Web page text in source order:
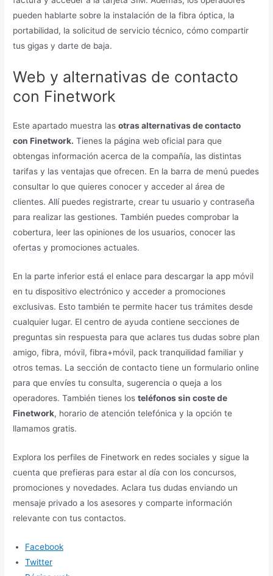
pueden hablarte sobre la instalación de la fibra óptica, la
portabilidad, la solicitud de servicio técnico, cómo compartir
tus gigas y darte de baja.
Web y alternativas de contacto
con Finetwork
Este apartado muestra lasotras alternativas de contacto
con Finetwork. Tienes la página web oficial para que
obtengas información acerca de la compañía, las distintas
tarifas y las ventajas que ofrecen. En la barra de menú puedes
consultar lo que quieres conocer y acceder al área de
clientes. Allí puedes registrarte, crear tu usuario y contraseña
para realizar las gestiones. También puedes comprobar la
cobertura, leer las opiniones de los usuarios, conocer las
ofertas y promociones actuales.
En la parte inferior está el enlace para descargar la app móvil
en tu dispositivo electrónico y acceder a promociones
exclusivas. Esto también te permite hacer tus trámites desde
cualquier lugar. El centro de ayuda contiene secciones de
preguntas sin respuesta para que aclares tus dudas sobre plan
amigo, fibra, móvil, fibra+móvil, pack tranquilidad familiar y
otros temas. La sección de contacto tiene un formulario online
para que envíes tu consulta, sugerencia o queja a los
operadores. También tienes losteléfonos sin coste de
Finetwork, horario de atención telefónica y la opción te
llamamos gratis.
Explora los perfiles de Finetwork en redes sociales y sigue la
cuenta que prefieras para estar al día con los concursos,
promociones y novedades. Aclara tus dudas enviando un
mensaje privado a los asesores y comparte información
relevante con tus contactos.
Facebook
Twitter